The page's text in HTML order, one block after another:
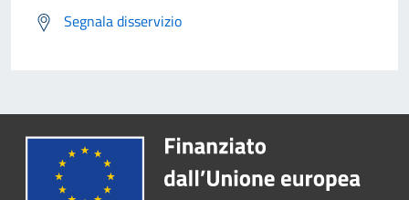
Segnala disservizio